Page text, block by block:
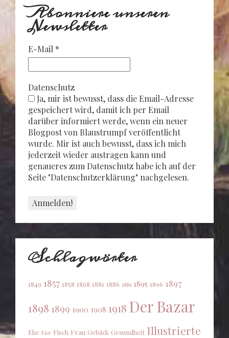
Abonniere unseren
Newsletter
E-Mail *
Datenschutz
Ja, mir ist bewusst, dass die Email-Adresse
gespeichert wird, damit ich per Email
darüber informiert werde, wenn ein neuer
Blogpost von Blaustrumpf veröffentlicht
wurde. Mir ist auch bewusst, dass ich mich
jederzeit wieder austragen kann und
genaueres zum Datenschutz habe ich auf der
Seite "Datenschutzerklärung" nachgelesen.
Schlagwörter
1849 1857 1858 1868 1881 1886 1889 1895 1896 1897
1898 1899 1900 1908 1918 Der Bazar
Ehe Eier Fisch Frau Gebäck Gesundheit Illustrierte